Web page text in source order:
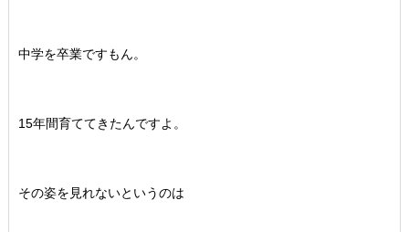
中学を卒業ですもん。
15年間育ててきたんですよ。
その姿を見れないというのは